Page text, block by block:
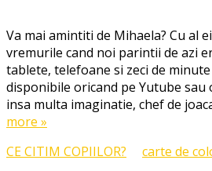
Azorel
se
intorc
la
editura
Va mai amintiti de Mihaela? Cu al
vremurile cand noi parintii de azi
tablete, telefoane si zeci de
disponibile oricand pe Yutube sau
insa multa imaginatie, chef de
more »
CE CITIM COPIILOR?
carte de